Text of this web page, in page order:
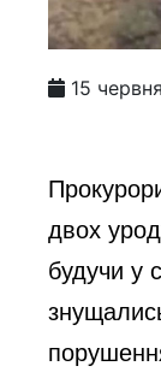
15
двох
будучи у